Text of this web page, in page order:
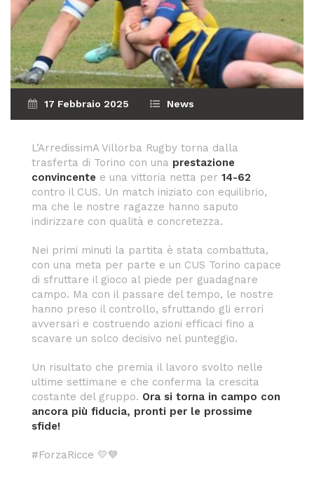
17 Febbraio 2025 News
L’ArredissimA Villorba Rugby torna dalla
trasferta di Torino con una prestazione
convincente e una vittoria netta per 14-62
contro il CUS. Un match iniziato con equilibrio,
ma che le nostre ragazze hanno saputo
indirizzare con qualità e concretezza.
Nei primi minuti la partita è stata combattuta,
con una meta per parte e un CUS Torino capace
di sfruttare il gioco al piede per guadagnare
campo. Ma con il passare del tempo, le nostre
hanno preso il controllo, sfruttando gli errori
avversari e costruendo azioni efficaci fino a
scavare un solco decisivo nel punteggio.
Un risultato che premia il lavoro svolto nelle
ultime settimane e che conferma la crescita
costante del gruppo. Ora si torna in campo con
ancora più fiducia, pronti per le prossime
sfide!
#ForzaRicce 💛💙